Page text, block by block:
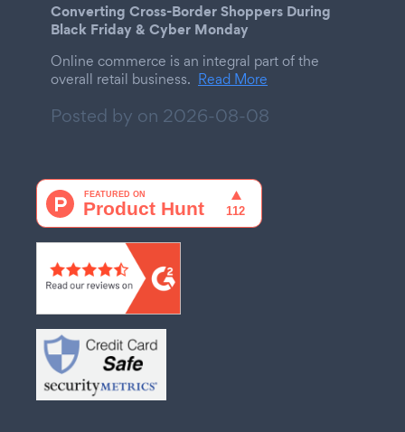
Converting Cross-Border Shoppers During
Black Friday & Cyber Monday
Online commerce is an integral part of the
overall retail business. Read More
Posted by on 2026-08-08